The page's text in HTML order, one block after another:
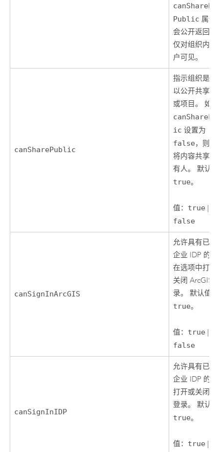
Public 属性
会公开返回，
仅对组织内的
户可见。
canSharePublic
指示组织是否
以公开共享群
或项目。 如果
ic 设置为
false，则
将内容共享给
有人。 默认
true。
值： true
false
canSignInArcGIS
允许具有已配
企业 IDP 的
在选项中打开
关闭 ArcGIS
录。 默认值为
true。
值： true
false
canSignInIDP
允许具有已配
企业 IDP 的
打开或关闭企
登录。 默认
true。
值： true